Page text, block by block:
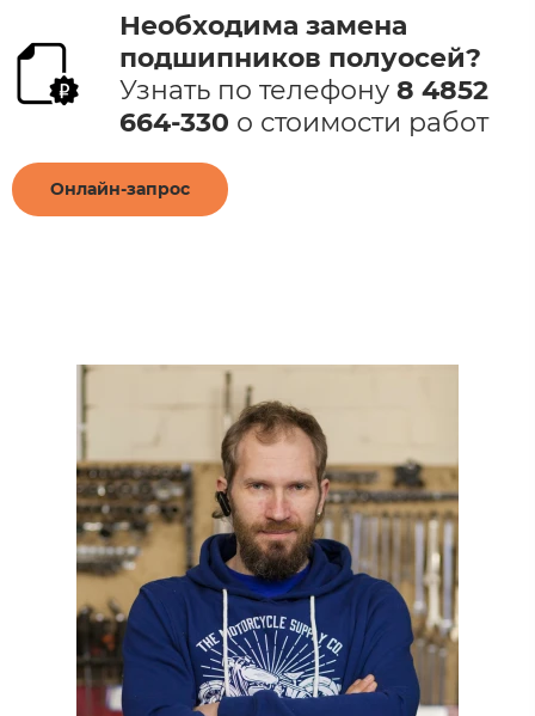
Необходима замена
подшипников полуосей​​?
Узнать по телефону 8 4852
664-330 ​ о стоимости работ​
Онлайн-запрос